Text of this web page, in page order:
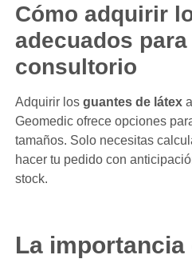
Cómo adquirir
adecuados para
consultorio
Adquirir los guantes de látex
Geomedic ofrece opciones
tamaños. Solo necesitas
hacer tu pedido con
stock.
La